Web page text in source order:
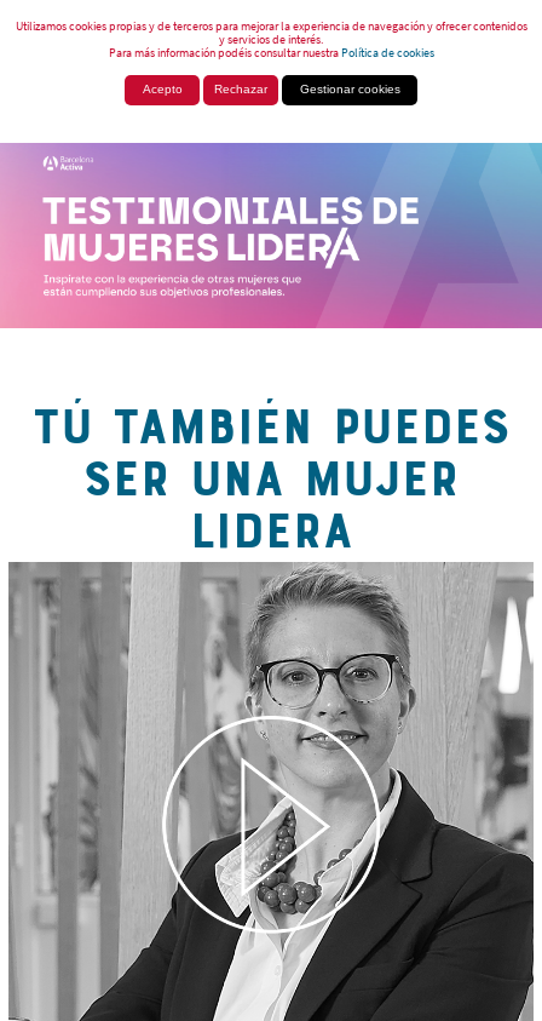
Utilizamos cookies propias y de terceros para mejorar la experiencia de navegación y ofrecer contenidos
y servicios de interés.
Para más información podéis consultar nuestraPolítica de cookies
Acepto Rechazar Gestionar cookies
TÚ TAMBIÉN PUEDES
SER UNA MUJER
LIDERA